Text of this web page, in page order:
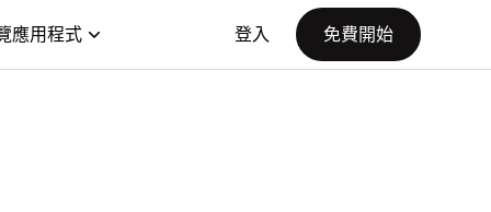
應用程式 登入 免費開始